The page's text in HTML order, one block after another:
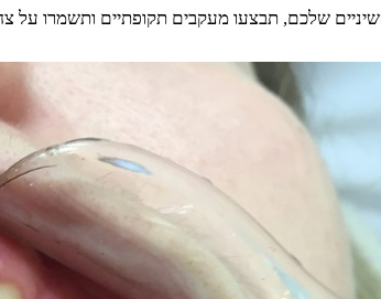
שלכם, תבצעו מעקבים תקופתיים ותשמרו על